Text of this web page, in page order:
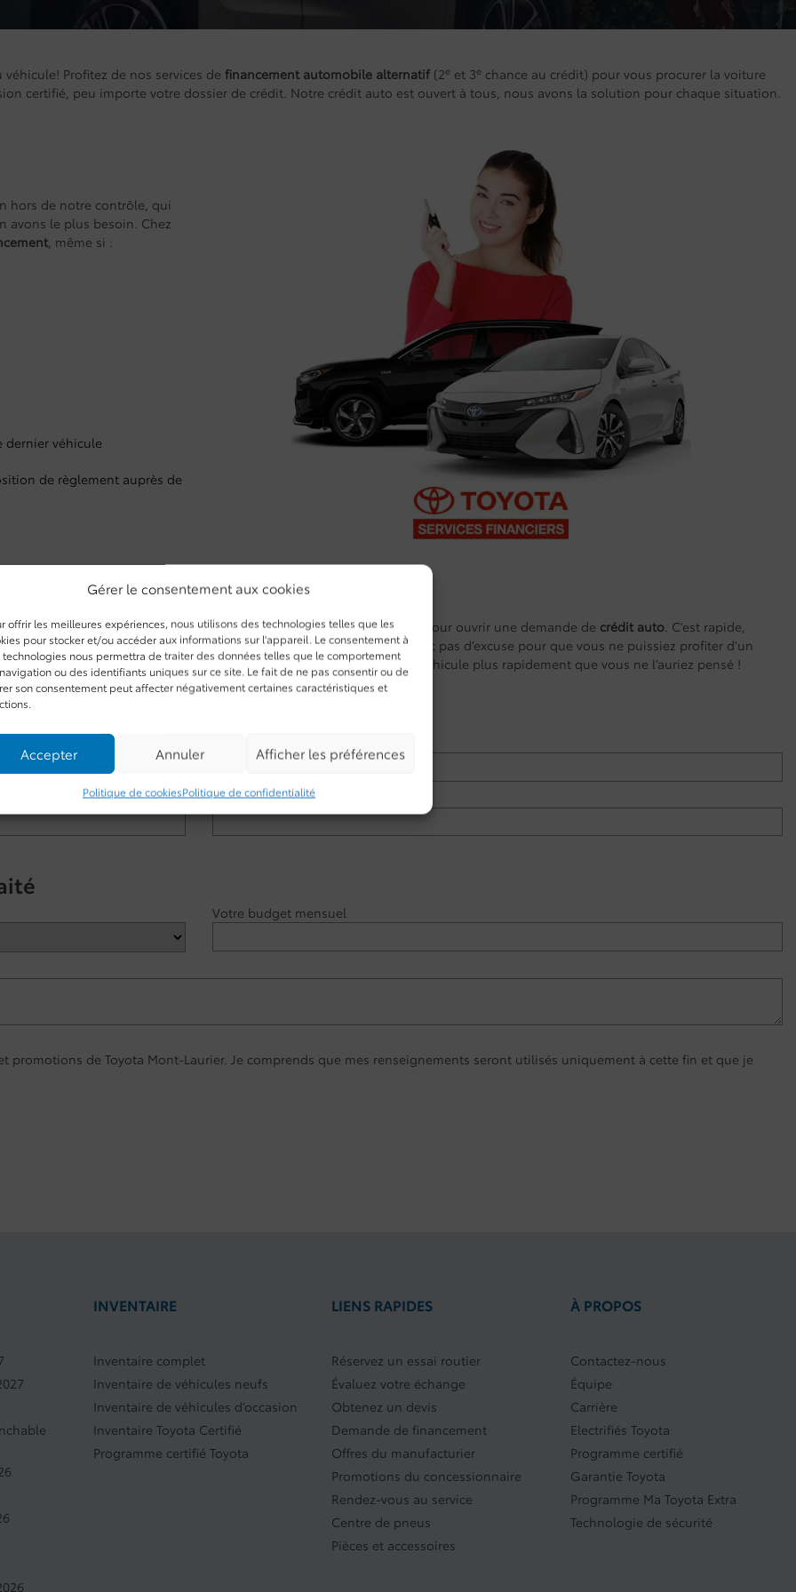
Gérer le consentement aux cookies
offrir les meilleures expériences, nous utilisons des technologies telles que les
pour stocker et/ou accéder aux informations sur l'appareil. Le consentement à
technologies nous permettra de traiter des données telles que le comportement
ou des identifiants uniques sur ce site. Le fait de ne pas consentir ou de
son consentement peut affecter négativement certaines caractéristiques et
Accepter Annuler Afficher les préférences
Politique de cookiesPolitique de confidentialité
Profitez de nos services de financement automobile alternatif (2e et 3e chance au crédit) pour vous procurer la voiture
certifié, peu importe votre dossier de crédit. Notre crédit auto est ouvert à tous, nous avons la solution pour chaque situation.
hors de notre contrôle, qui
avons le plus besoin. Chez
, même si :
dernier véhicule
de règlement auprès de
de plus facile. Appliquez en ligne ou appelez-nous dès maintenant pour ouvrir une demande de crédit auto. C’est rapide,
votredossier de créditdans des délais très rapides. Il n’y a donc pas d’excuse pour que vous ne puissiez profiter d’un
votrefinancementrapidement, et repartez à bord de votre prochain véhicule plus rapidement que vous ne l’auriez pensé !
Téléphone*
Votre budget mensuel
promotions de Toyota Mont-Laurier. Je comprends que mes renseignements seront utilisés uniquement à cette fin et que je
INVENTAIRE
Inventaire complet
Inventaire de véhicules neufs
Inventaire de véhicules d’occasion
Inventaire Toyota Certifié
Programme certifié Toyota
LIENS RAPIDES
Réservez un essai routier
Évaluez votre échange
Obtenez un devis
Demande de financement
Offres du manufacturier
Promotions du concessionnaire
Rendez-vous au service
Centre de pneus
Pièces et accessoires
À PROPOS
Contactez-nous
Équipe
Carrière
Electrifiés Toyota
Programme certifié
Garantie Toyota
Programme Ma Toyota Extra
Technologie de sécurité